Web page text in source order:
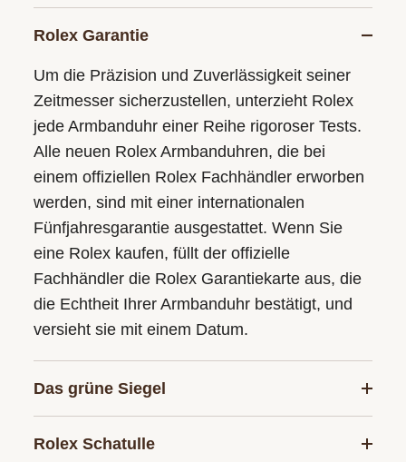
Rolex Garantie
Um die Präzision und Zuverlässigkeit seiner
Zeitmesser sicherzustellen, unterzieht Rolex
jede Armbanduhr einer Reihe rigoroser Tests.
Alle neuen Rolex Armbanduhren, die bei
einem offiziellen Rolex Fachhändler erworben
werden, sind mit einer internationalen
Fünfjahresgarantie ausgestattet. Wenn Sie
eine Rolex kaufen, füllt der offizielle
Fachhändler die Rolex Garantiekarte aus, die
die Echtheit Ihrer Armbanduhr bestätigt, und
versieht sie mit einem Datum.
Das grüne Siegel
Rolex Schatulle